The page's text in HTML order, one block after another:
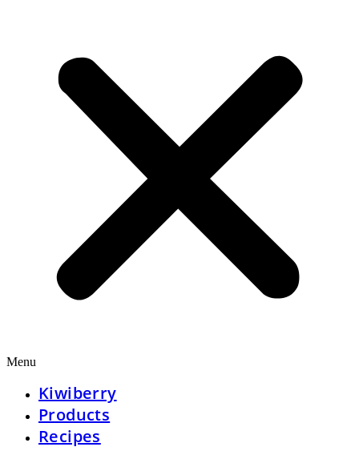
Menu
Kiwiberry
Products
Recipes